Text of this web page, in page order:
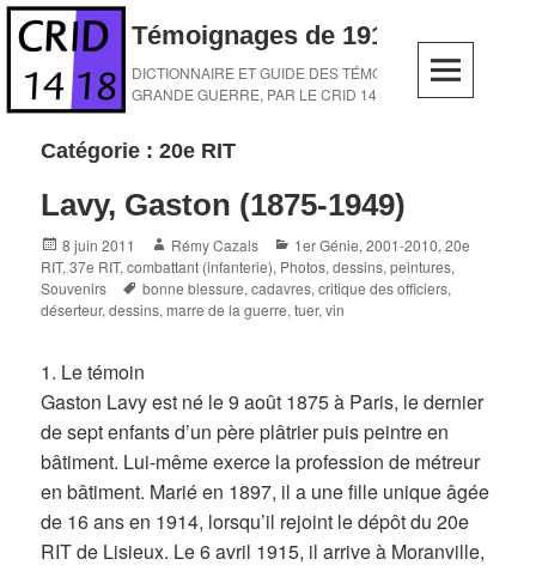
Skip
content
Témoignages de 1914-1918
DICTIONNAIRE ET GUIDE DES TÉMOINS DE LA
GRANDE GUERRE, PAR LE CRID 14-18
Catégorie :20e RIT
Lavy, Gaston (1875-1949)
Posted
on
8 juin 2011 Author
Rémy Cazals Categories
1er Génie,2001-2010,20e
RIT,37e RIT,combattant (infanterie), Photos, dessins, peintures,
Souvenirs
Tags
bonne blessure,cadavres,critique des officiers,
déserteur,dessins,marre de la guerre,tuer,vin
1. Le témoin
Gaston Lavy est né le 9 août 1875 à Paris, le dernier
de sept enfants d’un père plâtrier puis peintre en
bâtiment. Lui-même exerce la profession de métreur
en bâtiment. Marié en 1897, il a une fille unique âgée
de 16 ans en 1914, lorsqu’il rejoint le dépôt du 20e
RIT de Lisieux. Le 6 avril 1915, il arrive à Moranville,